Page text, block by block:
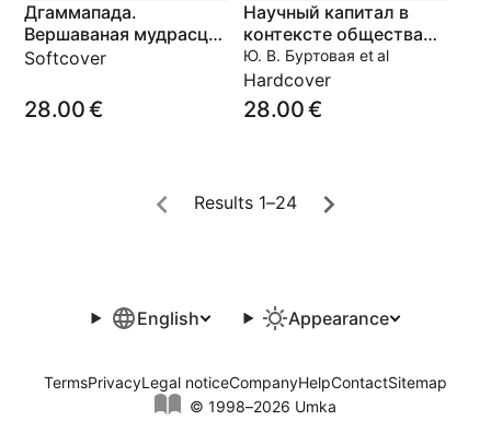
Дгаммапада.
Вершаваная мудрасць
Будды
Softcover
28.00 €
Научный капитал в
контексте общества
знаний. Социально-
философский анализ
Ю. В. Буртовая et al
Hardcover
28.00 €
Results 1–24
English Appearance
© 1998–2026 Umka
TermsPrivacyLegal noticeCompanyHelpContactSitemap